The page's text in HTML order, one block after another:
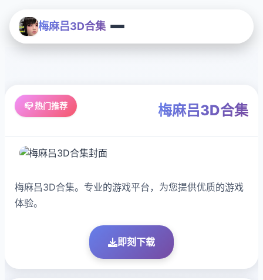
梅麻吕3D合集
📪 热门推荐 梅麻吕3D合集
梅麻吕3D合集。专业的游戏平台，为您提供优质的游戏
体验。
即刻下载